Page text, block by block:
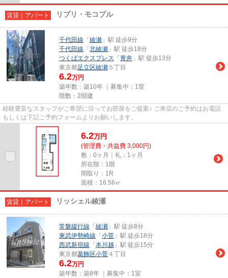
賃貸｜アパート リブリ・モコプル
千代田線 「 綾瀬 」駅 徒歩9分
千代田線 「 北綾瀬 」駅 徒歩18分
つくばエクスプレス 「 青井 」駅 徒歩13分
東京都足立区綾瀬 ５丁目
6.2万円
築年数：築10年 ｜募集中： 1室
階数：2階建
経験豊富なスタッフがご希望に沿ってお部屋をご提案♪ ご来店のご予約はお電話
もしくは下記ご予約フォームよりお願いします。
6.2万円
(管理費・共益費 3,000円)
敷：0ヶ月｜礼：1ヶ月
所在階：1階
間取り：1R
面積：16.56㎡
賃貸｜アパート リッシェル綾瀬
常磐緩行線 「 綾瀬 」駅 徒歩8分
東武伊勢崎線 「 小菅 」駅 徒歩18分
西武新宿線 「 本川越 」駅 徒歩15分
東京都葛飾区小菅 ４丁目
6.2万円
築年数：築8年 ｜募集中： 1室